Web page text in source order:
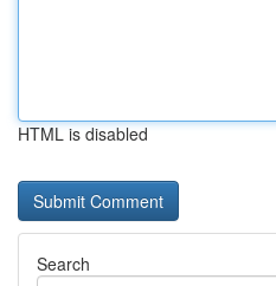
HTML is disabled
Search